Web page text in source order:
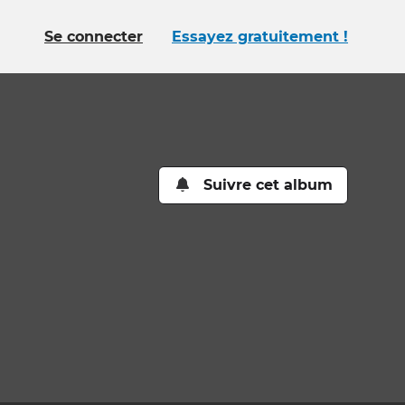
Se connecter Essayez gratuitement !
Suivre cet album